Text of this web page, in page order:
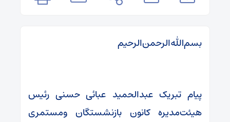
بسم‌الله‌الرحمن‌الرحیم
پیام تبریک عبدالحمید عبائی حسنی رئیس
هیئت‌مدیره کانون بازنشستگان ومستمری